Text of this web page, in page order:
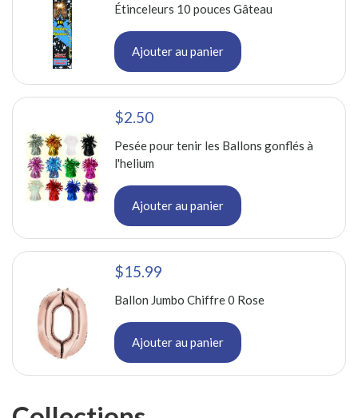
Étinceleurs 10 pouces Gâteau
Ajouter au panier
$2.50
Pesée pour tenir les Ballons gonflés à
l'helium
Ajouter au panier
$15.99
Ballon Jumbo Chiffre 0 Rose
Ajouter au panier